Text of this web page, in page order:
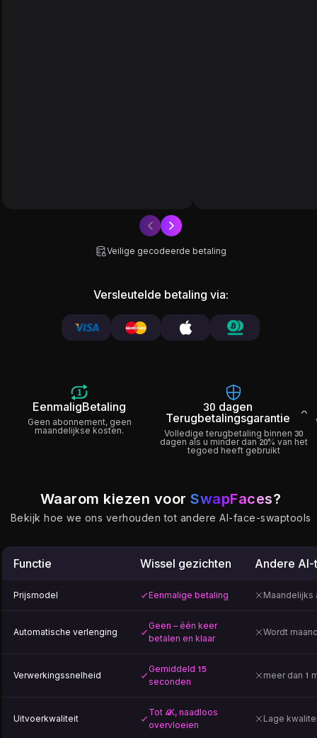
Veilige gecodeerde betaling
Versleutelde betaling via:
EenmaligBetaling
Geen abonnement, geen
maandelijkse kosten.
30 dagen
Terugbetalingsgarantie
Volledige terugbetaling binnen 30
dagen als u minder dan 20% van het
tegoed heeft gebruikt
Waarom kiezen voorSwapFaces?
Bekijk hoe we ons verhouden tot andere AI-face-swaptools
Functie Wissel gezichten Andere
Prijsmodel Eenmalige betaling Maandelijks
Automatische verlenging
Geen – één keer
betalen en klaar
Wordt
Verwerkingssnelheid
Gemiddeld 15
seconden
meer dan 1
Uitvoerkwaliteit
Tot 4K, naadloos
overvloeien
Lage